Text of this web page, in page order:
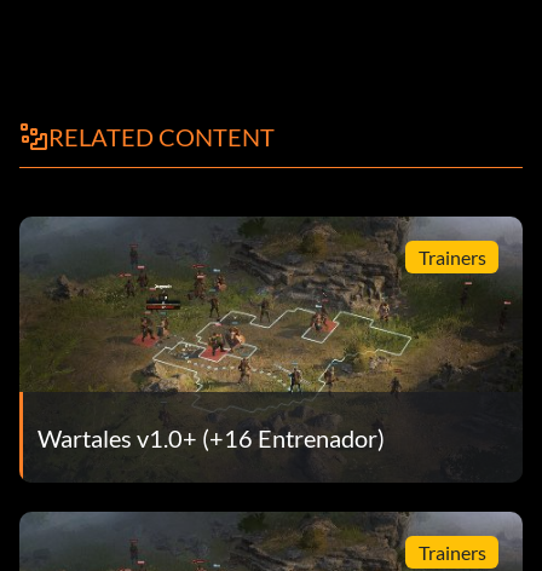
RELATED CONTENT
Trainers
Wartales v1.0+ (+16 Entrenador)
Trainers